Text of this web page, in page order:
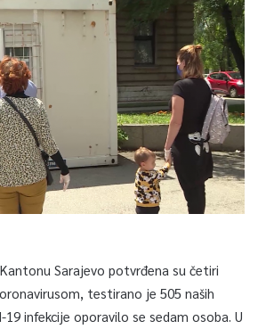
Sarajevo potvrđena su četiri
testirano je 505 naših
19 infekcije oporavilo se sedam osoba. U